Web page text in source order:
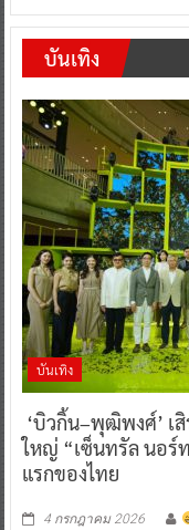
บันเทิง
บันเทิง
‘บิวกิ้น–พุฒิพงศ์’ เ
ใหญ่ “เซ็นทรัล นอร์
แรกของไทย
4 กรกฎาคม 2026